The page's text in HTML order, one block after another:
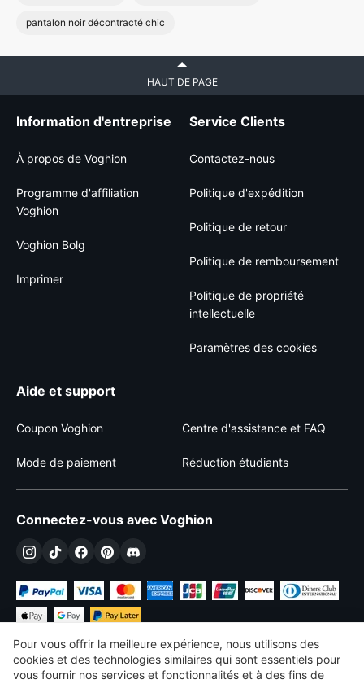
pantalon noir décontracté chic
HAUT DE PAGE
Information d'entreprise
À propos de Voghion
Programme d'affiliation
Voghion
Voghion Bolg
Imprimer
Service Clients
Contactez-nous
Politique d'expédition
Politique de retour
Politique de remboursement
Politique de propriété
intellectuelle
Paramètres des cookies
Aide et support
Coupon Voghion Centre d'assistance et FAQ
Mode de paiement Réduction étudiants
Connectez-vous avec Voghion
Pour vous offrir la meilleure expérience, nous utilisons des
cookies et des technologies similaires qui sont essentiels pour
vous fournir nos services et fonctionnalités et à des fins de